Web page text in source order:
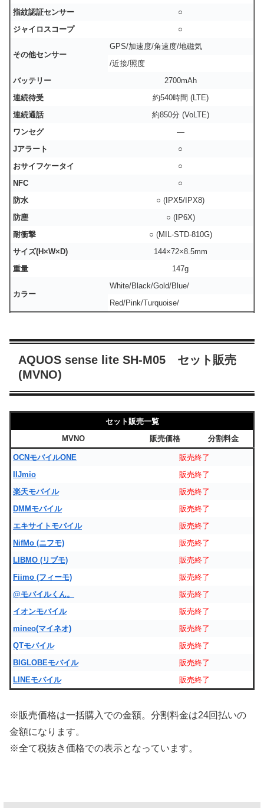
指紋認証センサー
○
ジャイロスコープ
○
その他センサー
GPS/加速度/角速度/地磁気
/近接/照度
バッテリー
2700mAh
連続待受
約540時間 (LTE)
連続通話
約850分 (VoLTE)
ワンセグ
―
Jアラート
○
おサイフケータイ
○
NFC
○
防水
○ (IPX5/IPX8)
防塵
○ (IP6X)
耐衝撃
○ (MIL-STD-810G)
サイズ(H×W×D)
144×72×8.5mm
重量
147g
カラー
White/Black/Gold/Blue/
Red/Pink/Turquoise/
AQUOS sense lite SH-M05 セット販売
(MVNO)
セット販売一覧
MVNO
販売価格 分割料金
OCNモバイルONE
販売終了
IIJmio
販売終了
楽天モバイル
販売終了
DMMモバイル
販売終了
エキサイトモバイル
販売終了
NifMo (ニフモ)
販売終了
LIBMO (リブモ)
販売終了
Fiimo (フィーモ)
販売終了
@モバイルくん。
販売終了
イオンモバイル
販売終了
mineo(マイネオ)
販売終了
QTモバイル
販売終了
BIGLOBEモバイル
販売終了
LINEモバイル
販売終了
※販売価格は一括購入での金額。分割料金は24回払いの
金額になります。
※全て税抜き価格での表示となっています。